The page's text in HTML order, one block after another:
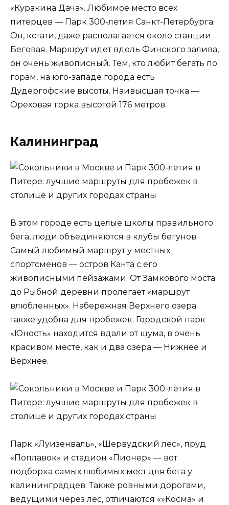
«Куракина Дача». Любимое место всех
питерцев — Парк 300-летия Санкт-Петербурга.
Он, кстати, даже располагается около станции
Беговая. Маршрут идет вдоль Финского залива,
он очень живописный. Тем, кто любит бегать по
горам, на юго-западе города есть
Дудергофские высоты. Наивысшая точка —
Ореховая горка высотой 176 метров.
Калининград
В этом городе есть целые школы правильного
бега, люди объединяются в клубы бегунов.
Самый любимый маршрут у местных
спортсменов — остров Канта с его
живописными пейзажами. От Замкового моста
до Рыбной деревни пролегает «маршрут
влюбленных». Набережная Верхнего озера
также удобна для пробежек. Городской парк
«Юность» находится вдали от шума, в очень
красивом месте, как и два озера — Нижнее и
Верхнее.
Парк «Луизенваль», «Шервудский лес», пруд
«Поплавок» и стадион «Пионер» — вот
подборка самых любимых мест для бега у
калининградцев. Также ровными дорогами,
ведущими через лес, отличаются «»Косма» и